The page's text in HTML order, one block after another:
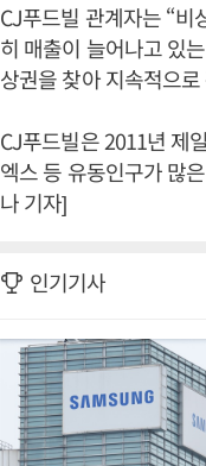
CJ푸드빌 관계자는 “
히 매출이 늘어나고 있
상권을 찾아 지속적으
CJ푸드빌은 2011년 제
엑스 등 유동인구가 많
나 기자]
인기기사